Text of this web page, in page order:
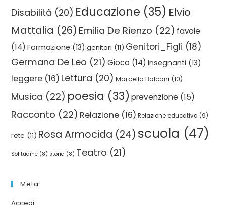
Disabilità (20) Educazione (35) Elvio
Mattalia (26) Emilia De Rienzo (22) favole
(14) Formazione (13) genitori (11) Genitori_Figli (18)
Germana De Leo (21) Gioco (14) Insegnanti (13)
leggere (16) Lettura (20) Marcella Balconi (10)
Musica (22) poesia (33) prevenzione (15)
Racconto (22) Relazione (16) Relazione educativa (9)
rete (11) Rosa Armocida (24) scuola (47)
Solitudine (8) storia (8) Teatro (21)
Meta
Accedi